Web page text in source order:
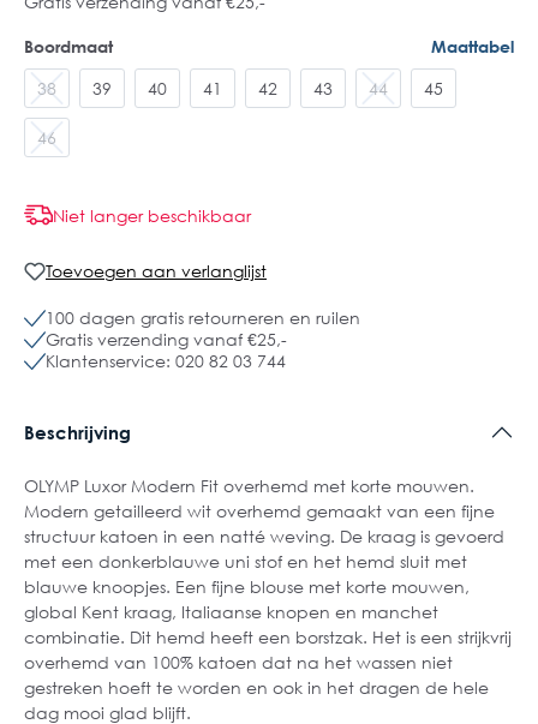
Boordmaat Maattabel
38 39 40 41 42 43 44 45
46
Niet langer beschikbaar
Toevoegen aan verlanglijst
100 dagen gratis retourneren en ruilen
Gratis verzending vanaf €25,-
Klantenservice: 020 82 03 744
Beschrijving
OLYMP Luxor Modern Fit overhemd met korte mouwen.
Modern getailleerd wit overhemd gemaakt van een fijne
structuur katoen in een natté weving. De kraag is gevoerd
met een donkerblauwe uni stof en het hemd sluit met
blauwe knoopjes. Een fijne blouse met korte mouwen,
global Kent kraag, Italiaanse knopen en manchet
combinatie. Dit hemd heeft een borstzak. Het is een strijkvrij
overhemd van 100% katoen dat na het wassen niet
gestreken hoeft te worden en ook in het dragen de hele
dag mooi glad blijft.